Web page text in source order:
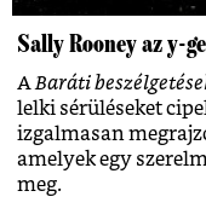
Sally Rooney az y-
A Baráti
lelki sérüléseket
izgalmasan
amelyek egy
meg.